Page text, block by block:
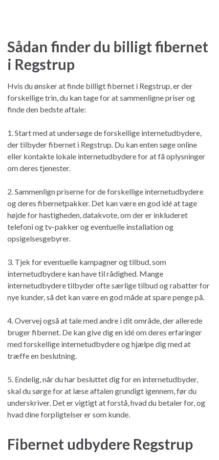
Sådan finder du billigt fibernet
i Regstrup
Hvis du ønsker at finde billigt fibernet i Regstrup, er der
forskellige trin, du kan tage for at sammenligne priser og
finde den bedste aftale:
1. Start med at undersøge de forskellige internetudbydere,
der tilbyder fibernet i Regstrup. Du kan enten søge online
eller kontakte lokale internetudbydere for at få oplysninger
om deres tjenester.
2. Sammenlign priserne for de forskellige internetudbydere
og deres fibernetpakker. Det kan være en god idé at tage
højde for hastigheden, datakvote, om der er inkluderet
telefoni og tv-pakker og eventuelle installation og
opsigelsesgebyrer.
3. Tjek for eventuelle kampagner og tilbud, som
internetudbydere kan have til rådighed. Mange
internetudbydere tilbyder ofte særlige tilbud og rabatter for
nye kunder, så det kan være en god måde at spare penge på.
4. Overvej også at tale med andre i dit område, der allerede
bruger fibernet. De kan give dig en idé om deres erfaringer
med forskellige internetudbydere og hjælpe dig med at
træffe en beslutning.
5. Endelig, når du har besluttet dig for en internetudbyder,
skal du sørge for at læse aftalen grundigt igennem, før du
underskriver. Det er vigtigt at forstå, hvad du betaler for, og
hvad dine forpligtelser er som kunde.
Fibernet udbydere Regstrup